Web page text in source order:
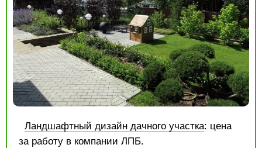
Ландшафтный дизайн дачного участка: цена
за работу в компании ЛПБ.